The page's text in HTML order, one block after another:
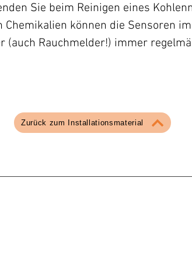
Sie beim Reinigen eines
können die Sensoren
(auch Rauchmelder!) immer
Zurück zum Installationsmaterial